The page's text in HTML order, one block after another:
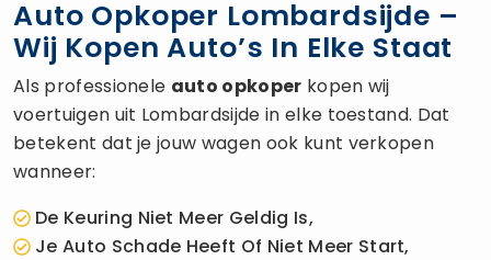
Auto Opkoper Lombardsijde –
Wij Kopen Auto’s In Elke Staat
Als professionele auto opkoper kopen wij
voertuigen uit Lombardsijde in elke toestand. Dat
betekent dat je jouw wagen ook kunt verkopen
wanneer:
De Keuring Niet Meer Geldig Is,
Je Auto Schade Heeft Of Niet Meer Start,